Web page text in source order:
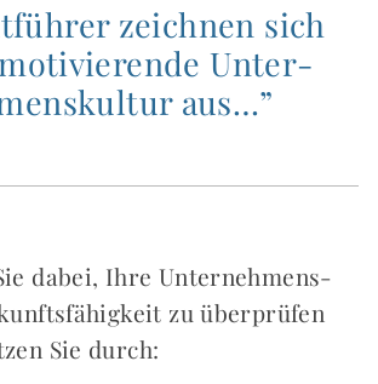
zeichnen sich
Unter­­
aus…”
dabei, Ihre Unternehmens­
zu überprüfen
Sie durch: